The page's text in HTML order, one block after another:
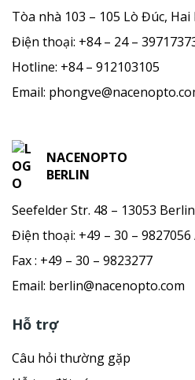
Tòa nhà 103 – 105 Lò Đúc,
Điện thoại: +84 – 24 –
Hotline: +84 – 912103105
Email:
NACENOPTO
BERLIN
Seefelder Str. 48 – 13053
Điện thoại: +49 – 30 – 9827056
Fax : +49 – 30 – 9823277
Email: berlin@nacenopto.com
Hỗ trợ
Câu hỏi thường gặp